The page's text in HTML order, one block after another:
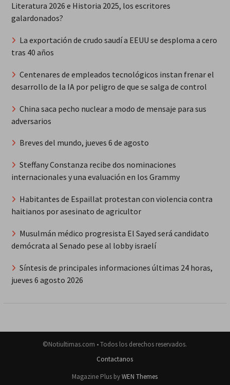
Literatura 2026 e Historia 2025, los escritores
galardonados?
La exportación de crudo saudí a EEUU se desploma a cero
tras 40 años
Centenares de empleados tecnológicos instan frenar el
desarrollo de la IA por peligro de que se salga de control
China saca pecho nuclear a modo de mensaje para sus
adversarios
Breves del mundo, jueves 6 de agosto
Steffany Constanza recibe dos nominaciones
internacionales y una evaluación en los Grammy
Habitantes de Espaillat protestan con violencia contra
haitianos por asesinato de agricultor
Musulmán médico progresista El Sayed será candidato
demócrata al Senado pese al lobby israelí
Síntesis de principales informaciones últimas 24 horas,
jueves 6 agosto 2026
©Notiultimas.com • Todos los derechos reservados.
Contactanos
Magazine Plus byWEN Themes